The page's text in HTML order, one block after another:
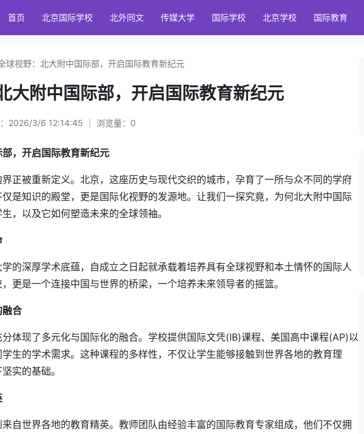
首页 北京国际学校 北外同文 传媒大学 国际学校 北京学校 国际教育
球视野：北大附中国际部，开启国际教育新纪元
大附中国际部，开启国际教育新纪元
2026/3/6 12:14:45 ｜ 浏览量： 0
，开启国际教育新纪元
正被重新定义。北京，这座历史与现代交织的城市，孕育了一所与众不同的学府
是知识的殿堂，更是国际化视野的发源地。让我们一探究竟，为何北大附中国际
，以及它如何塑造未来的全球领袖。
的深厚学术底蕴，自成立之日起就承载着培养具有全球视野和本土情怀的国际人
更是一个连接中国与世界的桥梁，一个培养未来领导者的摇篮。
融合
体现了多元化与国际化的融合。学校提供国际文凭(IB)课程、美国高中课程(AP)以
生的学术需求。这种课程的多样性，不仅让学生能够接触到世界各地的教育理
实的基础。
自世界各地的教育精英。教师团队由经验丰富的国际教育专家组成，他们不仅拥